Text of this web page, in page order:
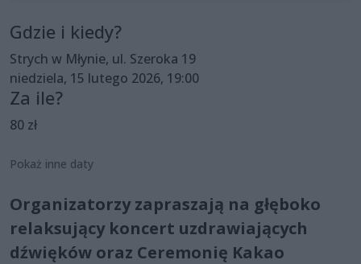
Gdzie i kiedy?
Strych w Młynie, ul. Szeroka 19
niedziela, 15 lutego 2026, 19:00
Za ile?
80 zł
Pokaż inne daty
Organizatorzy zapraszają na głęboko
relaksujący koncert uzdrawiających
dźwięków oraz Ceremonię Kakao